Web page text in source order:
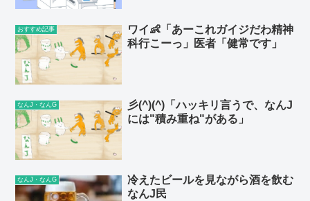
おすすめ記事
ワイ👶「あーこれガイジだわ精神
科行こーっ」医者「健常です」
なんJ・なんG
彡(^)(^)「ハッキリ言うで、なんJ
には"積み重ね"がある」
なんJ・なんG
冷えたビールを見ながら酒を飲む
なんJ民